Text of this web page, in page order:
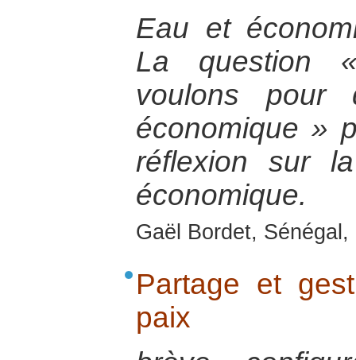
Eau et
La question
voulons pour
économique »
réflexion sur
économique.
Gaël Bordet,
Partage et
paix